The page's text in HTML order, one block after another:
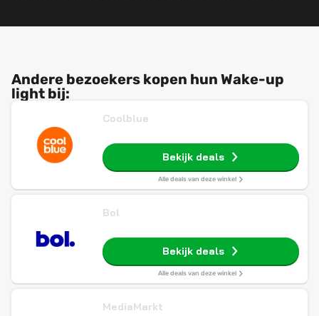
Andere bezoekers kopen hun Wake-up
light bij:
Coolblue
Bekijk deals
Alle deals van deze winkel
Bol
Bekijk deals
Alle deals van deze winkel
MediaMarkt